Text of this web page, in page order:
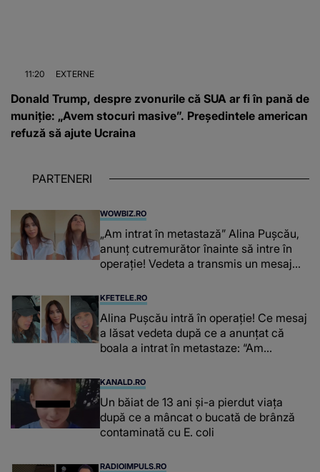
11:20 EXTERNE
Donald Trump, despre zvonurile că SUA ar fi în pană de
muniție: „Avem stocuri masive”. Președintele american
refuză să ajute Ucraina
PARTENERI
WOWBIZ.RO
„Am intrat în metastază” Alina Pușcău,
anunț cutremurător înainte să intre în
operație! Vedeta a transmis un mesaj
KFETELE.RO
Alina Pușcău intră în operație! Ce mesaj
a lăsat vedeta după ce a anunțat că
boala a intrat în metastaze: “Am
KANALD.RO
Un băiat de 13 ani și-a pierdut viața
după ce a mâncat o bucată de brânză
contaminată cu E. coli
RADIOIMPULS.RO